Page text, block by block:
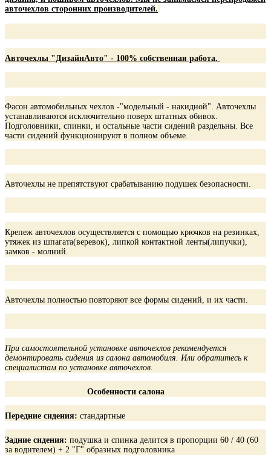
авточехлов сторонних производителей.
Авточехлы "ДизайнАвто" - 100% собственная работа.
Фасон автомобильных чехлов -"модельный - накидной". Авточехлы
устанавливаются исключительно поверх штатных обивок.
Подголовники, спинки, и остальные части сидений раздельны. Все
части сидений функционируют в полном объеме.
Авточехлы не препятствуют срабатыванию подушек безопасности.
Крепеж авточехлов осуществляется с помощью крючков на резинках,
утяжек из шпагата(веревок), липкой контактной ленты(липучки),
замков - молний.
Авточехлы полностью повторяют все формы сидений, и их части.
При самостоятельной установке авточехлов рекомендуется
демонтировать сидения из салона автомобиля. Или обратитесь к
специалистам по установке авточехлов.
Особенности салона
Передние сидения: стандартные
Задние сидения: подушка и спинка делится в пропорции 60 / 40 (60
за водителем) + 2 "Г" образных подголовника